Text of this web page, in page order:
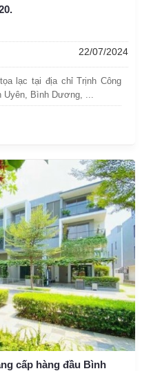
22/07/2024
lạc tại địa chỉ Trịnh Công
Bình Dương, ...
cấp hàng đầu Bình